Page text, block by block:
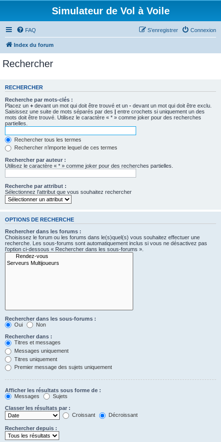
Simulateur de Vol à Voile
FAQ Connexion
S’enregistrer
Index du forum
Rechercher
RECHERCHER
Recherche par mots-clés :
Placez un + devant un mot qui doit être trouvé et un - devant un mot qui doit être exclu.
Saisissez une suite de mots séparés par des | entre crochets si uniquement un des
mots doit être trouvé. Utilisez le caractère « * » comme joker pour des recherches
partielles.
Rechercher tous les termes
Rechercher n’importe lequel de ces termes
Rechercher par auteur :
Utilisez le caractère « * » comme joker pour des recherches partielles.
Recherche par attribut :
Sélectionnez l’attribut que vous souhaitez rechercher
OPTIONS DE RECHERCHE
Rechercher dans les forums :
Choisissez le forum ou les forums dans le(s)quel(s) vous souhaitez effectuer une
recherche. Les sous-forums sont automatiquement inclus si vous ne désactivez pas
l’option ci-dessous « Rechercher dans les sous-forums ».
Rechercher dans les sous-forums :
Oui
Non
Rechercher dans :
Titres et messages
Messages uniquement
Titres uniquement
Premier message des sujets uniquement
Afficher les résultats sous forme de :
Messages
Sujets
Classer les résultats par :
Croissant
Décroissant
Rechercher depuis :